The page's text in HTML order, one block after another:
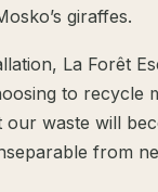
giraffes.
La Forêt
to recycle
waste will
from